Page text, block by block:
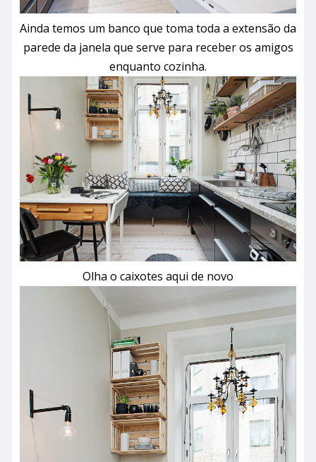
Ainda temos um banco que toma toda a extensão da
parede da janela que serve para receber os amigos
enquanto cozinha.
Olha o caixotes aqui de novo